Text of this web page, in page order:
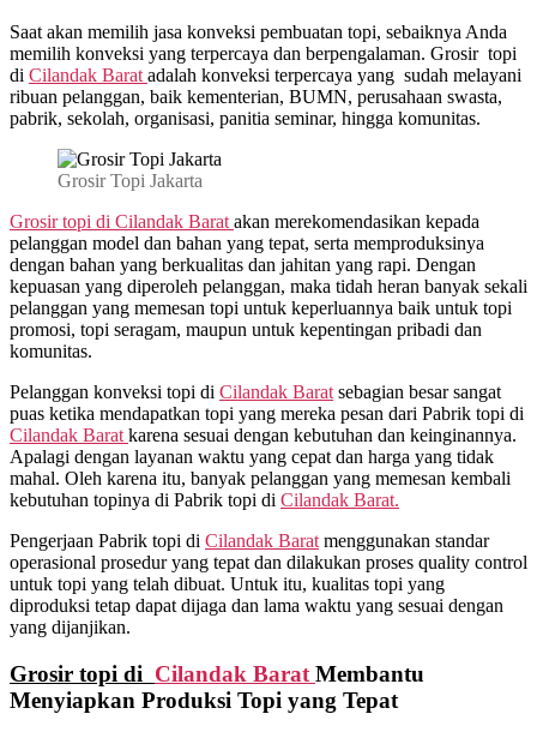
Saat akan memilih jasa konveksi pembuatan topi, sebaiknya Anda
memilih konveksi yang terpercaya dan berpengalaman. Grosir topi
di Cilandak Barat adalah konveksi terpercaya yang sudah melayani
ribuan pelanggan, baik kementerian, BUMN, perusahaan swasta,
pabrik, sekolah, organisasi, panitia seminar, hingga komunitas.
Grosir Topi Jakarta
Grosir topi di Cilandak Barat akan merekomendasikan kepada
pelanggan model dan bahan yang tepat, serta memproduksinya
dengan bahan yang berkualitas dan jahitan yang rapi. Dengan
kepuasan yang diperoleh pelanggan, maka tidah heran banyak sekali
pelanggan yang memesan topi untuk keperluannya baik untuk topi
promosi, topi seragam, maupun untuk kepentingan pribadi dan
komunitas.
Pelanggan konveksi topi di Cilandak Barat sebagian besar sangat
puas ketika mendapatkan topi yang mereka pesan dari Pabrik topi di
Cilandak Barat karena sesuai dengan kebutuhan dan keinginannya.
Apalagi dengan layanan waktu yang cepat dan harga yang tidak
mahal. Oleh karena itu, banyak pelanggan yang memesan kembali
kebutuhan topinya di Pabrik topi di Cilandak Barat.
Pengerjaan Pabrik topi di Cilandak Barat menggunakan standar
operasional prosedur yang tepat dan dilakukan proses quality control
untuk topi yang telah dibuat. Untuk itu, kualitas topi yang
diproduksi tetap dapat dijaga dan lama waktu yang sesuai dengan
yang dijanjikan.
Grosir topi di Cilandak Barat Membantu
Menyiapkan Produksi Topi yang Tepat